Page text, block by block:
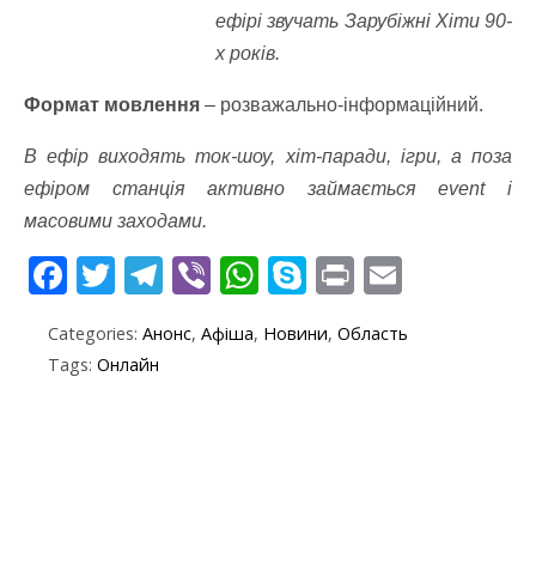
ефірі звучать Зарубіжні Хіти 90-
х років.
Формат мовлення – розважально-інформаційний.
В ефір виходять ток-шоу, хіт-паради, ігри, а поза
ефіром станція активно займається event і
масовими заходами.
F
e
b
T
itt
T
e
Vi
b
er
W
at
S
y
Pr
in
t ai
Categories: Анонс, Афіша, Новини, Область
Tags: Онлайн